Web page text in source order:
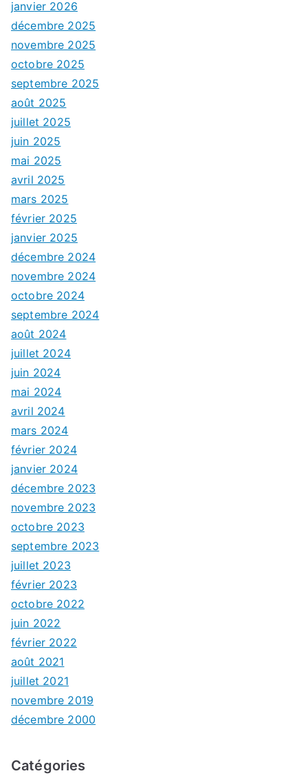
janvier 2026
décembre 2025
novembre 2025
octobre 2025
septembre 2025
août 2025
juillet 2025
juin 2025
mai 2025
avril 2025
mars 2025
février 2025
janvier 2025
décembre 2024
novembre 2024
octobre 2024
septembre 2024
août 2024
juillet 2024
juin 2024
mai 2024
avril 2024
mars 2024
février 2024
janvier 2024
décembre 2023
novembre 2023
octobre 2023
septembre 2023
juillet 2023
février 2023
octobre 2022
juin 2022
février 2022
août 2021
juillet 2021
novembre 2019
décembre 2000
Catégories